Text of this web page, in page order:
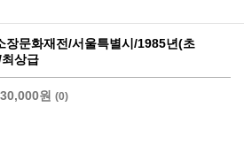
장문화재전/서울특별시/1985년(초
상급
30,000원 (0)